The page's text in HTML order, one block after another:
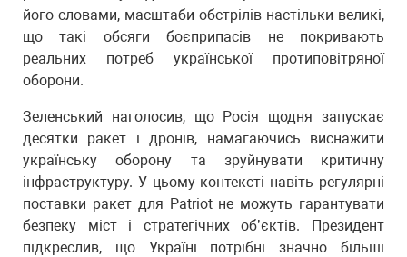
його словами, масштаби обстрілів настільки великі,
що такі обсяги боєприпасів не покривають
реальних потреб української протиповітряної
оборони.
Зеленський наголосив, що Росія щодня запускає
десятки ракет і дронів, намагаючись виснажити
українську оборону та зруйнувати критичну
інфраструктуру. У цьому контексті навіть регулярні
поставки ракет для Patriot не можуть гарантувати
безпеку міст і стратегічних об’єктів. Президент
підкреслив, що Україні потрібні значно більші